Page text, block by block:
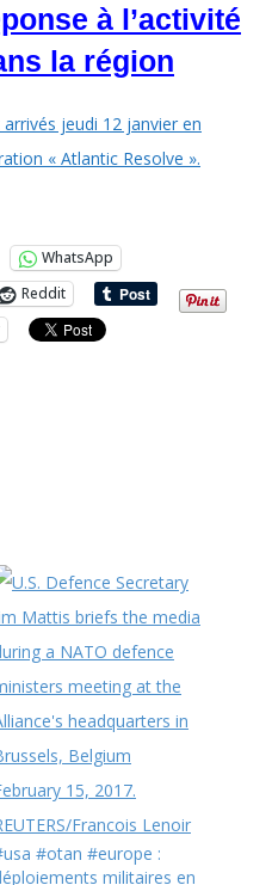
à l’activité
la région
WhatsApp
Reddit
#otan #europe :
militaires en